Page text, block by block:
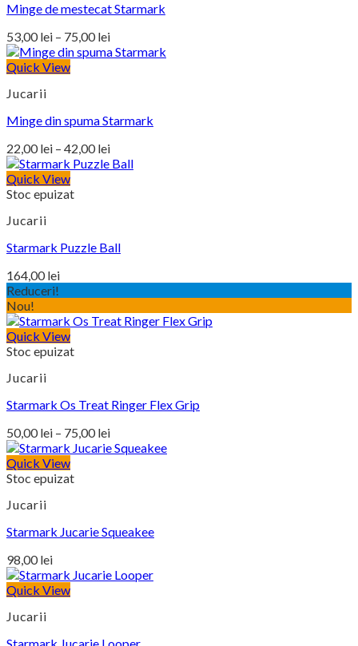
Minge de mestecat Starmark
53,00lei – 75,00leiInterval
de
75,00 lei
Quick View
Jucarii
Minge din spuma Starmark
22,00lei – 42,00leiInterval
de
Quick View
Stoc epuizat
Jucarii
Starmark Puzzle Ball
164,00lei
Reduceri!
Nou!
Quick View
Stoc epuizat
Jucarii
Starmark Os Treat Ringer Flex Grip
50,00lei – 75,00leiInterval
de
Quick View
Stoc epuizat
Jucarii
Starmark Jucarie Squeakee
98,00lei
Quick View
Jucarii
Starmark Jucarie Looper